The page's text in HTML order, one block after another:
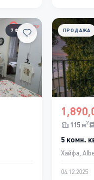
7 ФОТО ПРОДАЖА
115 м2
5 комн.
Хайфа,
04.12.2025